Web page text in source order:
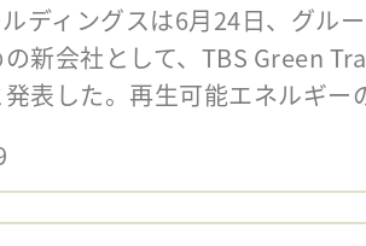
ディングスは6月24日、グル
新会社として、TBS Green
表した。再生可能エネルギ